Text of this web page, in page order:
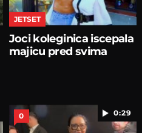
JETSET
Joci koleginica iscepala
majicu pred svima
0:29
0